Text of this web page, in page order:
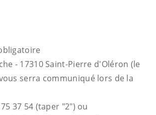
- 17310 Saint-Pierre d'Oléron (le
serra communiqué lors de la
37 54 (taper "2") ou